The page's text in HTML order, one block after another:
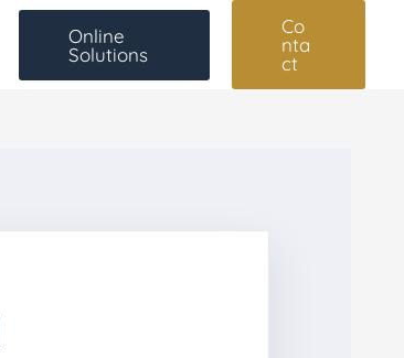
Online
Solutions
Co
nta
ct